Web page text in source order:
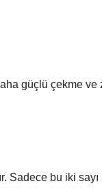
güçlü çekme ve
Sadece bu iki